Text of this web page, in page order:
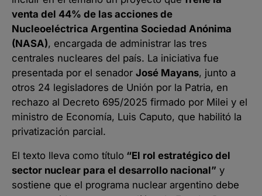
venta del 44% de las acciones de
Nucleoeléctrica Argentina Sociedad Anónima
(NASA), encargada de administrar las tres
centrales nucleares del país. La iniciativa fue
presentada por el senador José Mayans, junto a
otros 24 legisladores de Unión por la Patria, en
rechazo al Decreto 695/2025 firmado por Milei y el
ministro de Economía, Luis Caputo, que habilitó la
privatización parcial.
El texto lleva como título “El rol estratégico del
sector nuclear para el desarrollo nacional” y
sostiene que el programa nuclear argentino debe